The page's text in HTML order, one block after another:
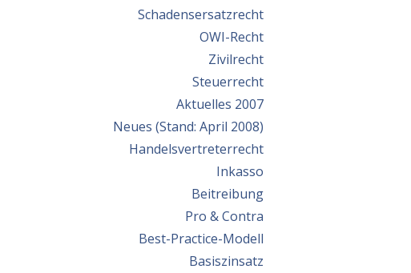
Schadensersatzrecht
OWI-Recht
Zivilrecht
Steuerrecht
Aktuelles 2007
Neues (Stand: April 2008)
Handelsvertreterrecht
Inkasso
Beitreibung
Pro & Contra
Best-Practice-Modell
Basiszinsatz